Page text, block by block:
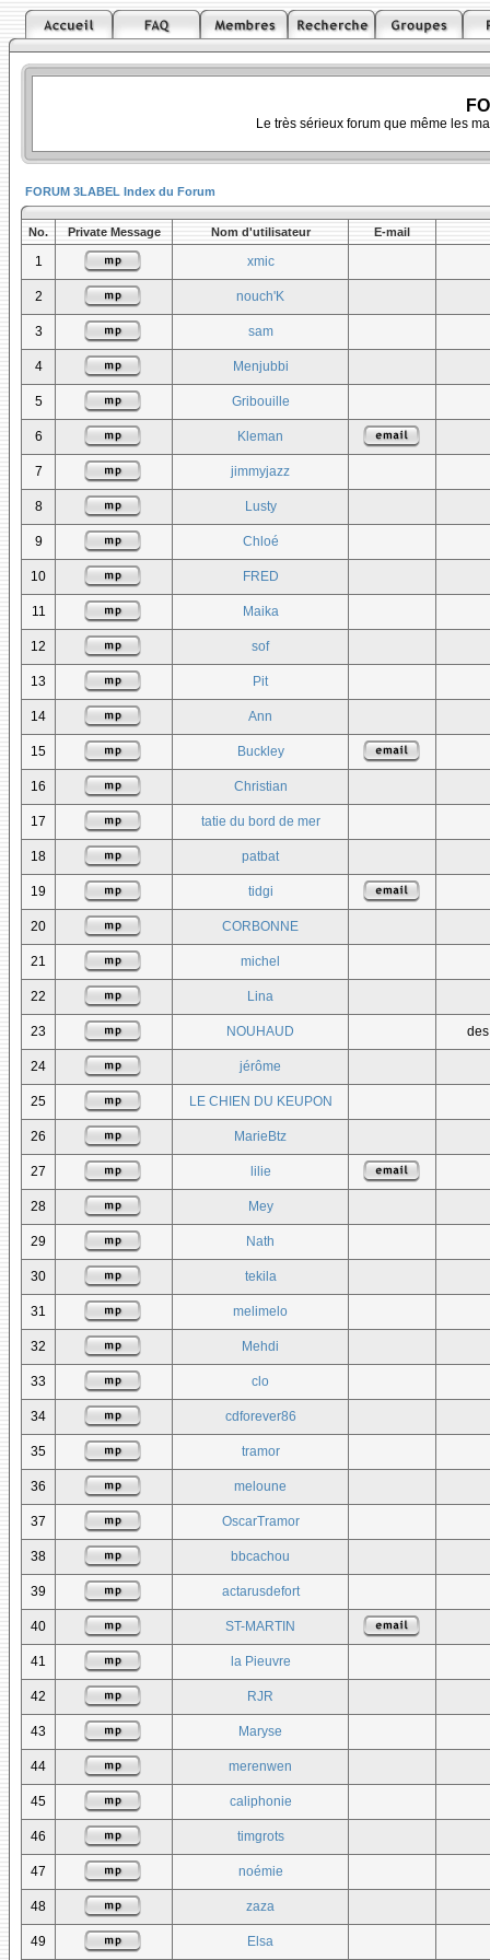
Le très sérieux forum que même les
FORUM 3LABEL Index du Forum
No. Private Message Nom d'utilisateur E-mail
1 xmic
2 nouch'K
3 sam
4 Menjubbi
5 Gribouille
6 Kleman
7 jimmyjazz
8 Lusty
9 Chloé
10 FRED
11 Maika
12 sof
13 Pit
14 Ann
15 Buckley
16 Christian
17 tatie du bord de mer
18 patbat
19 tidgi
20 CORBONNE
21 michel
22 Lina
23 NOUHAUD
24 jérôme
25 LE CHIEN DU KEUPON
26 MarieBtz
27 lilie
28 Mey
29 Nath
30 tekila
31 melimelo
32 Mehdi
33 clo
34 cdforever86
35 tramor
36 meloune
37 OscarTramor
38 bbcachou
39 actarusdefort
40 ST-MARTIN
41 la Pieuvre
42 RJR
43 Maryse
44 merenwen
45 caliphonie
46 timgrots
47 noémie
48 zaza
49 Elsa